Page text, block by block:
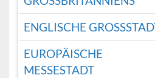
ENGLISCHE GROSSSTADT
EUROPÄISCHE
MESSESTADT